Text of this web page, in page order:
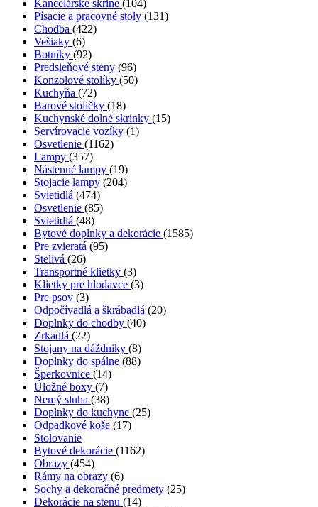
Kancelárske skrine (104)
Písacie a pracovné stoly (131)
Chodba (422)
Vešiaky (6)
Botníky (92)
Predsieňové steny (96)
Konzolové stolíky (50)
Kuchyňa (72)
Barové stoličky (18)
Kuchynské dolné skrinky (15)
Servírovacie vozíky (1)
Osvetlenie (1162)
Lampy (357)
Nástenné lampy (19)
Stojacie lampy (204)
Svietidlá (474)
Osvetlenie (85)
Svietidlá (48)
Bytové doplnky a dekorácie (1585)
Pre zvieratá (95)
Stelivá (26)
Transportné klietky (3)
Klietky pre hlodavce (3)
Pre psov (3)
Odpočívadlá a škrábadlá (20)
Doplnky do chodby (40)
Zrkadlá (22)
Stojany na dáždniky (8)
Doplnky do spálne (88)
Šperkovnice (14)
Úložné boxy (7)
Nemý sluha (38)
Doplnky do kuchyne (25)
Odpadkové koše (17)
Stolovanie
Bytové dekorácie (1162)
Obrazy (454)
Rámy na obrazy (6)
Sochy a dekoračné predmety (25)
Dekorácie na stenu (14)